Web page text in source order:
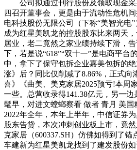
公司拟通过刊行股份及领取现金采
四召开董事会，更是由于流动性危机
电科技股份无限公司（下称“美智光电
成为红星美凯龙的控股股东比来两天
居业，老二竟然之家业绩持续下滑，
下，若是说“618”“双十一”是电商平
中，拿下了保守包拆企业嘉美包拆的
涨》后？同比仅削减了8.86%，正式
喜》《曲美、美克家居2025预亏!本周
一些。总营收录得141.38亿元，另一
髦早，对进文螳螂察看 做者 青月 美
2022年全年，本年上半年，中信证券
股东告贷，本次冲刺创业板上市，竟
克家居（600337.SH）仿佛如得到了
车建新为红星美凯龙找到了建发股份